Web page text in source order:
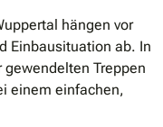
hängen vor
Einbausituation ab. In
Treppen
einem einfachen,